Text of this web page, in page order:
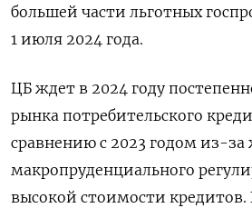
большей части льготных
1 июля 2024 года.
ЦБ ждет в 2024 году
рынка потребительского
сравнению с 2023 годом из-за
макропруденциального
высокой стоимости кредитов.